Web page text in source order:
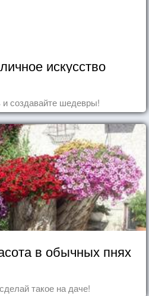
искусство
и создавайте шедевры!
в обычных пнях
такое на даче!